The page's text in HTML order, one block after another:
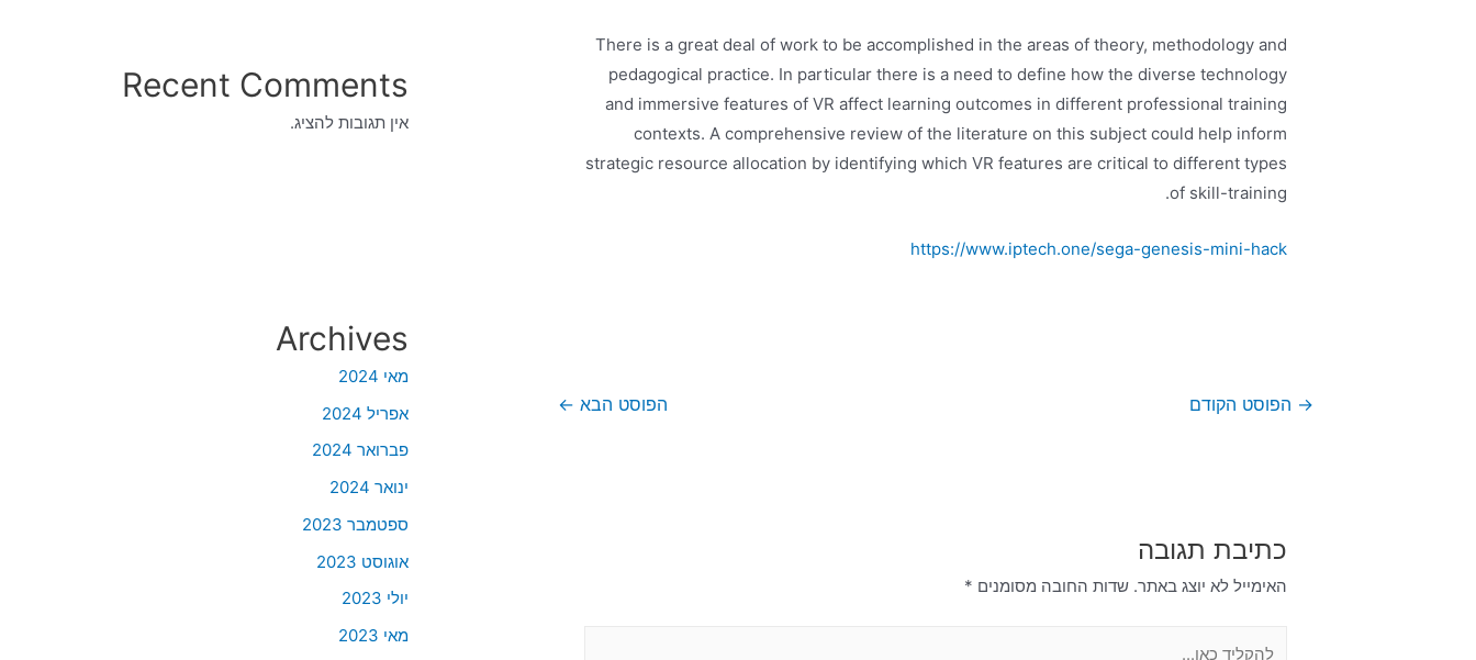
There is a great deal of work to be accomplished in the areas of theory, methodology and
pedagogical practice. In particular there is a need to define how the diverse technology
and immersive features of VR affect learning outcomes in different professional training
contexts. A comprehensive review of the literature on this subject could help inform
strategic resource allocation by identifying which VR features are critical to different types
of skill-training.
https://www.iptech.one/sega-genesis-mini-hack
→ הפוסט הקודם הפוסט הבא ←
כתיבת תגובה
האימייל לא יוצג באתר. שדות החובה מסומנים *
Recent Comments
אין תגובות להציג.
Archives
מאי 2024
אפריל 2024
פברואר 2024
ינואר 2024
ספטמבר 2023
אוגוסט 2023
יולי 2023
מאי 2023